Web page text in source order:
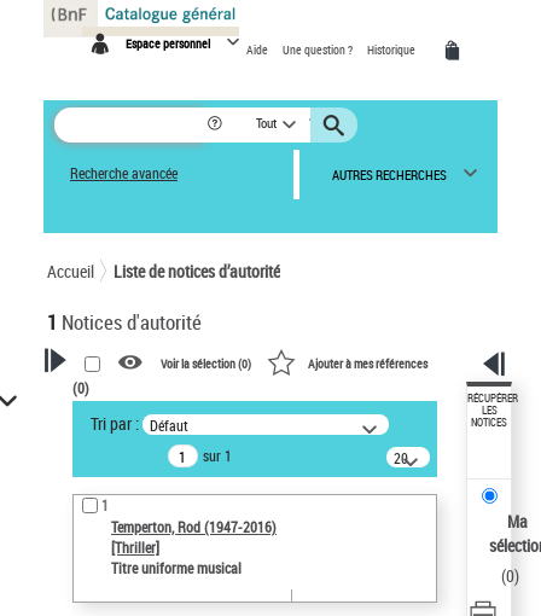
Espace personnel Aide Une question ? Historique
Tout
Recherche avancée AUTRES RECHERCHES
Accueil Liste de notices d’autorité
1 Notices d'autorité
VOTRE RECHERCHE
Recherche avancée dans les
notices d’autorité
Œuvres liées à l'auteur :
Temperton, Rod (1947-2016)
Auteur d’œuvre
Voir la sélection (0) Ajouter à mes références
(0)
Tri par : Défaut
sur 1
20
résultats/page
1
Temperton, Rod (1947-2016)
[Thriller]
Titre uniforme musical
RÉCUPÉRER
LES
NOTICES
Ma
(0)
Panneau de gestion des cookies